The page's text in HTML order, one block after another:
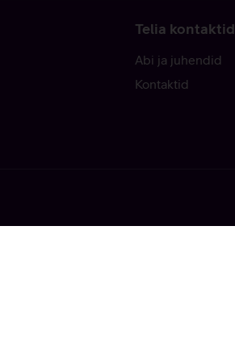
Telia kontaktid
Abi ja juhendid
Kontaktid